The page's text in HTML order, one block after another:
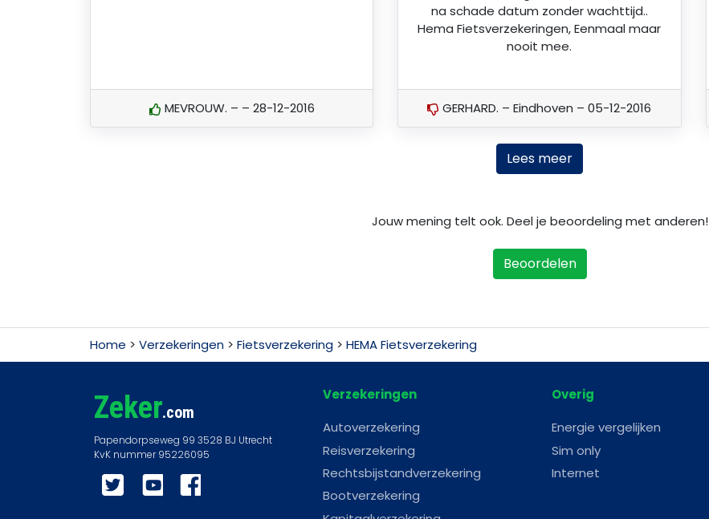
MEVROUW. – – 28-12-2016
na schade datum zonder wachttijd..
Hema Fietsverzekeringen, Eenmaal maar
nooit mee.
GERHARD. – Eindhoven – 05-12-2016
Lees meer
Jouw mening telt ook. Deel je beoordeling met anderen!
Beoordelen
Home > Verzekeringen > Fietsverzekering > HEMA Fietsverzekering
Zeker.com
Twitter YouTube
Verzekeringen
Autoverzekering
Reisverzekering
Rechtsbijstandverzekering
Bootverzekering
Overig
Energie vergelijken
Sim only
Internet